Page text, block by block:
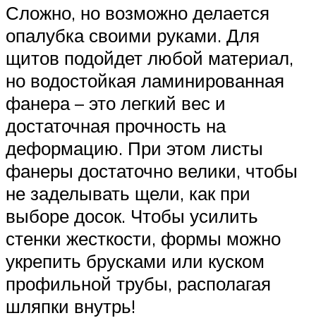
Сложно, но возможно делается
опалубка своими руками. Для
щитов подойдет любой материал,
но водостойкая ламинированная
фанера – это легкий вес и
достаточная прочность на
деформацию. При этом листы
фанеры достаточно велики, чтобы
не заделывать щели, как при
выборе досок. Чтобы усилить
стенки жесткости, формы можно
укрепить брусками или куском
профильной трубы, располагая
шляпки внутрь!